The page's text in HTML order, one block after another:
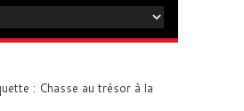
: Chasse au trésor à la